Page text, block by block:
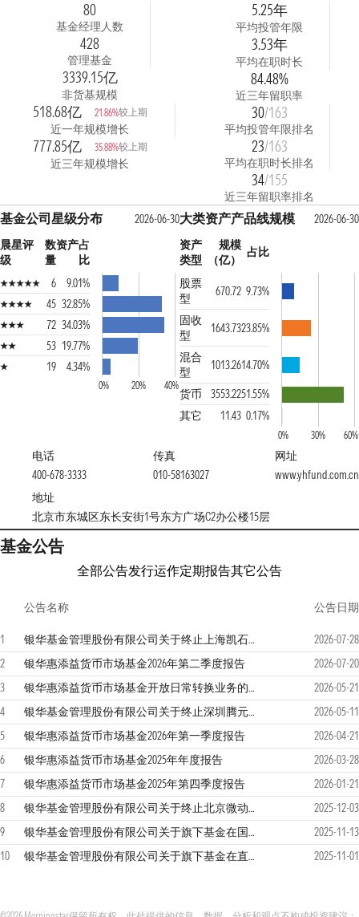
80
基金经理人数
428
管理基金
3339.15亿
非货基规模
518.68亿 21.86%较上期
近一年规模增长
777.85亿 35.88%较上期
近三年规模增长
5.25年
平均投管年限
3.53年
平均在职时长
84.48%
近三年留职率
30/163
平均投管年限排名
23/163
平均在职时长排名
34/155
近三年留职率排名
基金公司星级分布
2026-06-30
晨星评
级
数
量
资产占
比
6
9.01%
45 32.85%
72 34.03%
53 19.77%
19
4.34%
0% 20% 40%
大类资产产品线规模
2026-06-30
资产
类型
规模
（亿）
占比
股票
型
670.72 9.73%
固收
型
1643.7323.85%
混合
型
1013.2614.70%
货币
3553.2251.55%
其它
11.43 0.17%
0% 30% 60%
电话
400-678-3333
传真
010-58163027
网址
www.yhfund.com.cn
地址
北京市东城区东长安街1号东方广场C2办公楼15层
基金公告
全部公告发行运作定期报告其它公告
公告名称 公告日期
1 银华基金管理股份有限公司关于终止上海凯石财富基金销售有限公司办理旗下基金相关业务公告
2026-07-28
2
银华惠添益货币市场基金2026年第二季度报告
2026-07-20
3
银华惠添益货币市场基金开放日常转换业务的公告
2026-05-21
4
银华基金管理股份有限公司关于终止深圳腾元基金销售有限公司办理旗下基金相关业务公告
2026-05-11
5
银华惠添益货币市场基金2026年第一季度报告
2026-04-21
6
银华惠添益货币市场基金2025年年度报告
2026-03-28
7
银华惠添益货币市场基金2025年第四季度报告
2026-01-21
8
银华基金管理股份有限公司关于终止北京微动利基金销售有限公司办理旗下基金相关业务公告
2025-12-03
9
银华基金管理股份有限公司关于旗下基金在国元证券股份有限公司开通转换业务的公告
2025-11-13
10
银华基金管理股份有限公司关于旗下基金在直销中心直销交易系统开展养老金客户投资者赎回费率优惠的公告 2025-11-01